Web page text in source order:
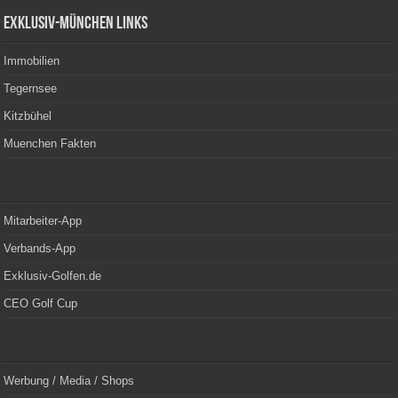
Exklusiv-München Links
Immobilien
Tegernsee
Kitzbühel
Muenchen Fakten
Mitarbeiter-App
Verbands-App
Exklusiv-Golfen.de
CEO Golf Cup
Werbung / Media / Shops